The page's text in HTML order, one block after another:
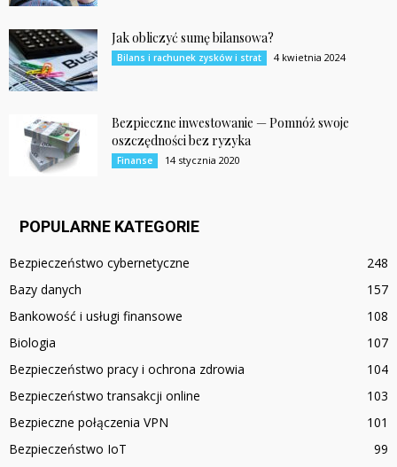
Jak obliczyć sumę bilansowa?
Bilans i rachunek zysków i strat 4 kwietnia 2024
Bezpieczne inwestowanie — Pomnóż swoje
oszczędności bez ryzyka
Finanse 14 stycznia 2020
POPULARNE KATEGORIE
Bezpieczeństwo cybernetyczne
248
Bazy danych
157
Bankowość i usługi finansowe
108
Biologia
107
Bezpieczeństwo pracy i ochrona zdrowia
104
Bezpieczeństwo transakcji online
103
Bezpieczne połączenia VPN
101
Bezpieczeństwo IoT
99